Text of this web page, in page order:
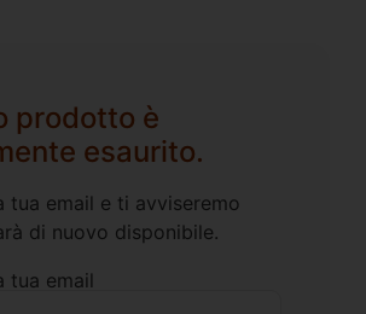
prodotto è
esaurito.
tua email e ti avviseremo
di nuovo disponibile.
tua email